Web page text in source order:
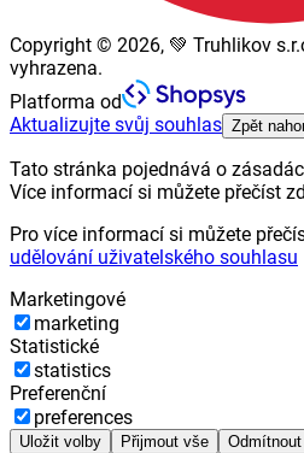
Copyright © 2026, 💚 Truhlikov
vyhrazena.
Platforma od
Aktualizujte svůj souhlas Zpět
Tato stránka pojednává o
Více informací si můžete přečíst
Pro více informací si můžete
udělování uživatelského souhlasu
Marketingové
marketing
Statistické
statistics
Preferenční
preferences
Uložit volby Přijmout vše